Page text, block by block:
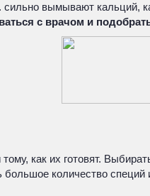
сильно вымывают кальций,
с врачом и
как их готовят.
количество специй